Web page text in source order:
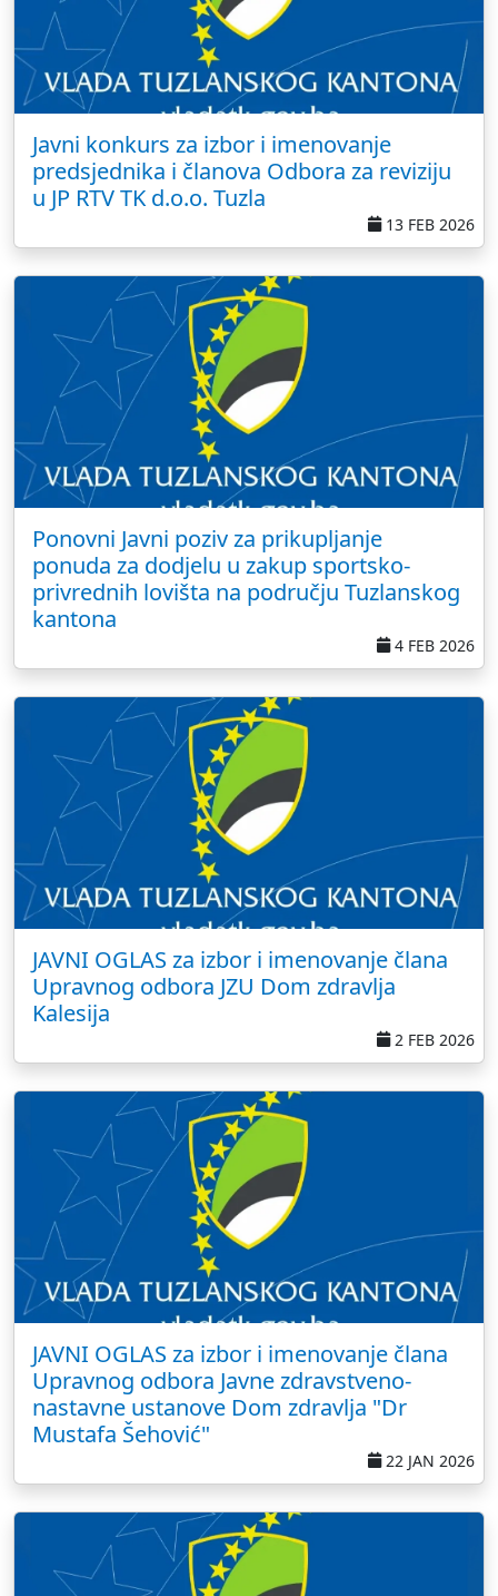
Javni konkurs za izbor i imenovanje
predsjednika i članova Odbora za reviziju
u JP RTV TK d.o.o. Tuzla
13 FEB 2026
Ponovni Javni poziv za prikupljanje
ponuda za dodjelu u zakup sportsko-
privrednih lovišta na području Tuzlanskog
kantona
4 FEB 2026
JAVNI OGLAS za izbor i imenovanje člana
Upravnog odbora JZU Dom zdravlja
Kalesija
2 FEB 2026
JAVNI OGLAS za izbor i imenovanje člana
Upravnog odbora Javne zdravstveno-
nastavne ustanove Dom zdravlja "Dr
Mustafa Šehović"
22 JAN 2026